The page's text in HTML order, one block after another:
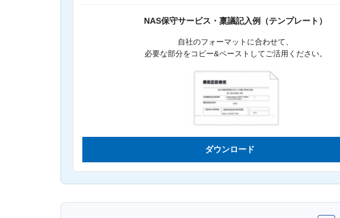
NAS保守サービス・稟議記入例（テンプレート）
自社のフォーマットに合わせて、
必要な部分をコピー&ペーストしてご活用ください。
ダウンロード